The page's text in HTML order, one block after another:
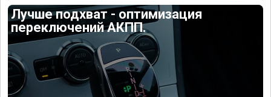
Лучше подхват - оптимизация
переключений АКПП.